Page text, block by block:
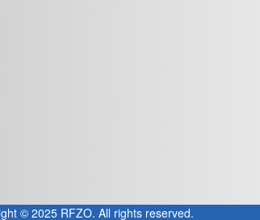
© 2025 RFZO. All rights reserved.